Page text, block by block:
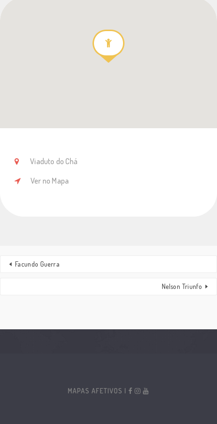
Viaduto do Chá
Ver no Mapa
Facundo Guerra
Nelson Triunfo
MAPAS AFETIVOS |